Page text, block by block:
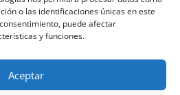
o las identificaciones únicas en este
puede afectar
y funciones.
Aceptar
están PATENTADOS.
(última actualización en
de Privacidad